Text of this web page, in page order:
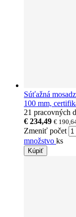
Súťažná
100 mm,
21 pracovných
€ 234,49 €
Zmeniť počet
množstvo ks
Kúpiť